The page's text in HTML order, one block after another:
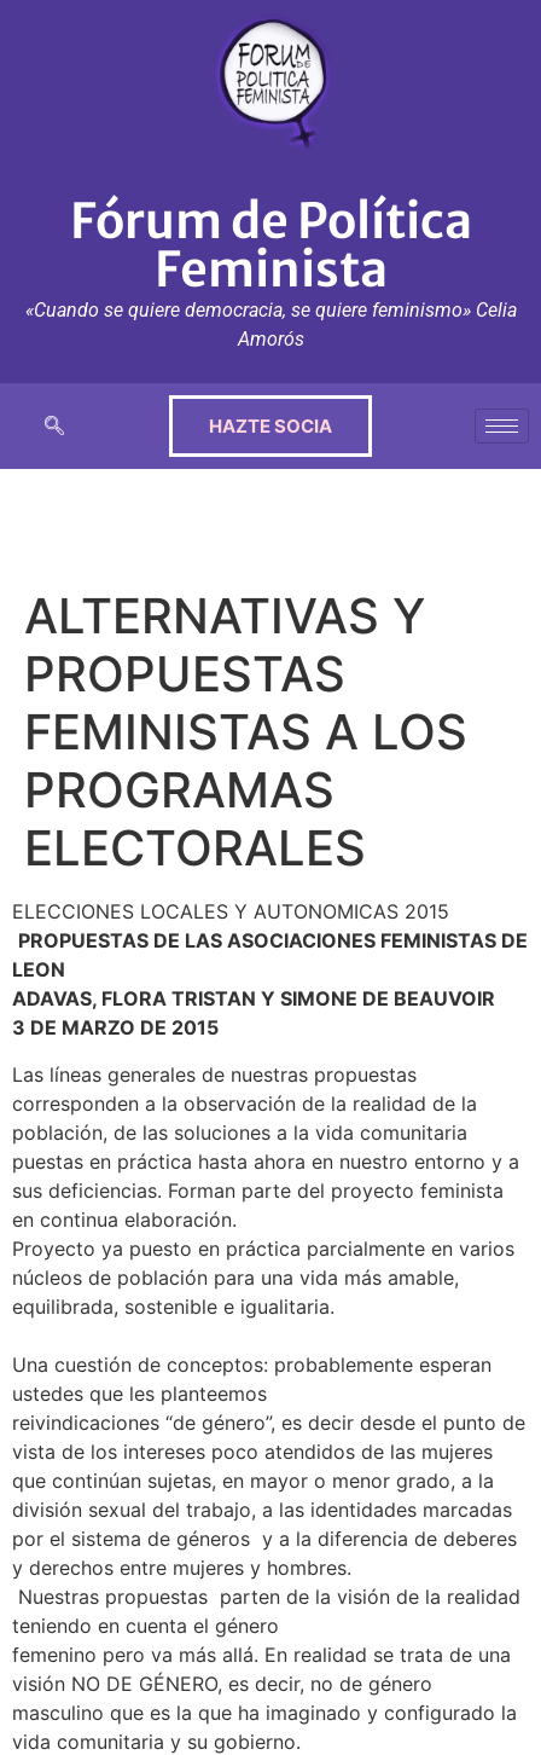
Fórum de Política
Feminista
«Cuando se quiere democracia, se quiere feminismo» Celia
Amorós
HAZTE SOCIA
ALTERNATIVAS Y
PROPUESTAS
FEMINISTAS A LOS
PROGRAMAS
ELECTORALES
ELECCIONES LOCALES Y AUTONOMICAS 2015
PROPUESTAS DE LAS ASOCIACIONES FEMINISTAS DE
LEON
ADAVAS, FLORA TRISTAN Y SIMONE DE BEAUVOIR
3 DE MARZO DE 2015
Las líneas generales de nuestras propuestas
corresponden a la observación de la realidad de la
población, de las soluciones a la vida comunitaria
puestas en práctica hasta ahora en nuestro entorno y a
sus deficiencias. Forman parte del proyecto feminista
en continua elaboración.
Proyecto ya puesto en práctica parcialmente en varios
núcleos de población para una vida más amable,
equilibrada, sostenible e igualitaria.
Una cuestión de conceptos: probablemente esperan
ustedes que les planteemos
reivindicaciones “de género”, es decir desde el punto de
vista de los intereses poco atendidos de las mujeres
que continúan sujetas, en mayor o menor grado, a la
división sexual del trabajo, a las identidades marcadas
por el sistema de géneros y a la diferencia de deberes
y derechos entre mujeres y hombres.
Nuestras propuestas parten de la visión de la realidad
teniendo en cuenta el género
femenino pero va más allá. En realidad se trata de una
visión NO DE GÉNERO, es decir, no de género
masculino que es la que ha imaginado y configurado la
vida comunitaria y su gobierno.